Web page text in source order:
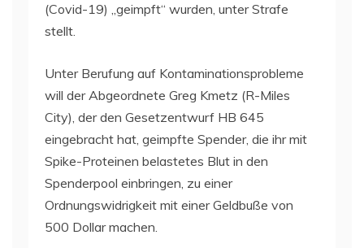
(Covid-19) „geimpft“ wurden, unter Strafe
stellt.
Unter Berufung auf Kontaminationsprobleme
will der Abgeordnete Greg Kmetz (R-Miles
City), der den Gesetzentwurf HB 645
eingebracht hat, geimpfte Spender, die ihr mit
Spike-Proteinen belastetes Blut in den
Spenderpool einbringen, zu einer
Ordnungswidrigkeit mit einer Geldbuße von
500 Dollar machen.